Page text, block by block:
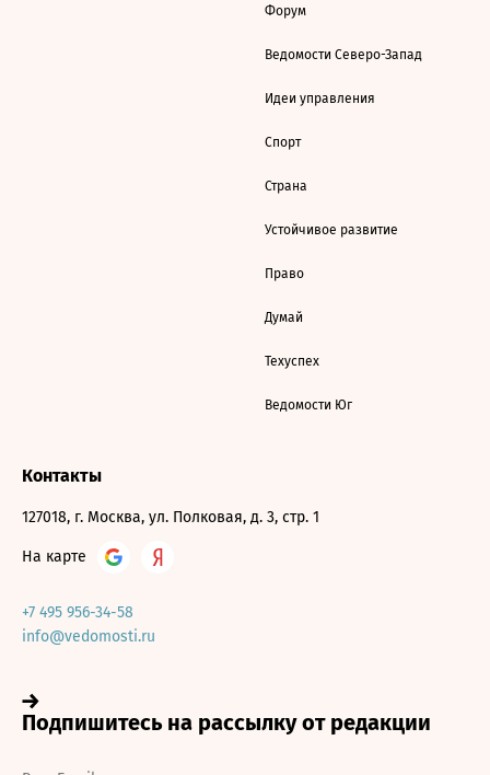
Форум
Ведомости Северо-Запад
Идеи управления
Спорт
Страна
Устойчивое развитие
Право
Думай
Техуспех
Ведомости Юг
Контакты
127018, г. Москва, ул. Полковая, д. 3, стр. 1
На карте
+7 495 956-34-58
info@vedomosti.ru